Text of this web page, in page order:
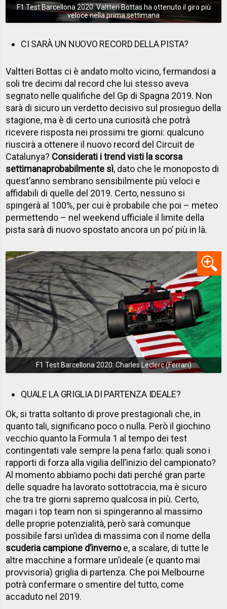
F1 Test Barcellona 2020: Valtteri Bottas ha ottenuto il giro più
veloce nella prima settimana
CI SARÀ UN NUOVO RECORD DELLA PISTA?
Valtteri Bottas ci è andato molto vicino, fermandosi a
soli tre decimi dal record che lui stesso aveva
segnato nelle qualifiche del Gp di Spagna 2019. Non
sarà di sicuro un verdetto decisivo sul prosieguo della
stagione, ma è di certo una curiosità che potrà
ricevere risposta nei prossimi tre giorni: qualcuno
riuscirà a ottenere il nuovo record del Circuit de
Catalunya? Considerati i trend visti la scorsa
settimanaprobabilmente sì, dato che le monoposto di
quest’anno sembrano sensibilmente più veloci e
affidabili di quelle del 2019. Certo, nessuno si
spingerà al 100%, per cui è probabile che poi – meteo
permettendo – nel weekend ufficiale il limite della
pista sarà di nuovo spostato ancora un po’ più in là.
F1 Test Barcellona 2020: Charles Leclerc (Ferrari)
QUALE LA GRIGLIA DI PARTENZA IDEALE?
Ok, si tratta soltanto di prove prestagionali che, in
quanto tali, significano poco o nulla. Però il giochino
vecchio quanto la Formula 1 al tempo dei test
contingentati vale sempre la pena farlo: quali sono i
rapporti di forza alla vigilia dell’inizio del campionato?
Al momento abbiamo pochi dati perché gran parte
delle squadre ha lavorato sottotraccia, ma è sicuro
che tra tre giorni sapremo qualcosa in più. Certo,
magari i top team non si spingeranno al massimo
delle proprie potenzialità, però sarà comunque
possibile farsi un’idea di massima con il nome della
scuderia campione d’invernoe, a scalare, di tutte le
altre macchine a formare un’ideale (e quanto mai
provvisoria) griglia di partenza. Che poi Melbourne
potrà confermare o smentire del tutto, come
accaduto nel 2019.